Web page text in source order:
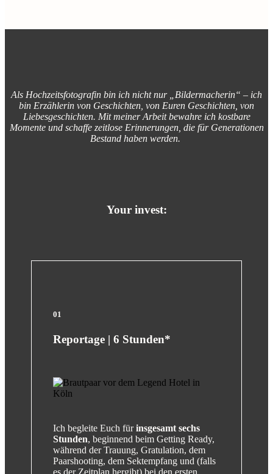
Als Hochzeitsfotografin bin ich nicht nur „Bildermacherin“ – ich
bin Erzählerin von Geschichten, von Euren Geschichten, von
Liebesgeschichten. Mit meiner Arbeit bewahre ich kostbare
Momente und schaffe zeitlose Erinnerungen, die für Generationen
Bestand haben werden.
Your invest:
01
Reportage | 6 Stunden*
Ich begleite Euch fürinsgesamt sechs
Stunden, beginnend beim Getting Ready,
während der Trauung, Gratulation, dem
Paarshooting, dem Sektempfang und (falls
es der Zeitplan hergibt) bei den ersten